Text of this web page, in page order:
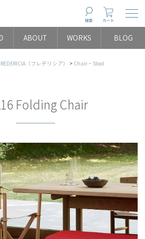
検索 カート
ABOUT WORKS BLOG
（フレデリシア）
Chair・Stool
Folding Chair